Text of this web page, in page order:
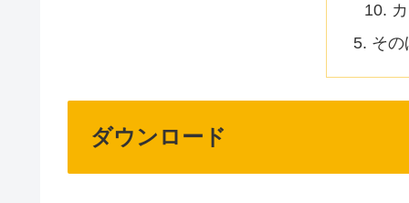
その
ダウンロード